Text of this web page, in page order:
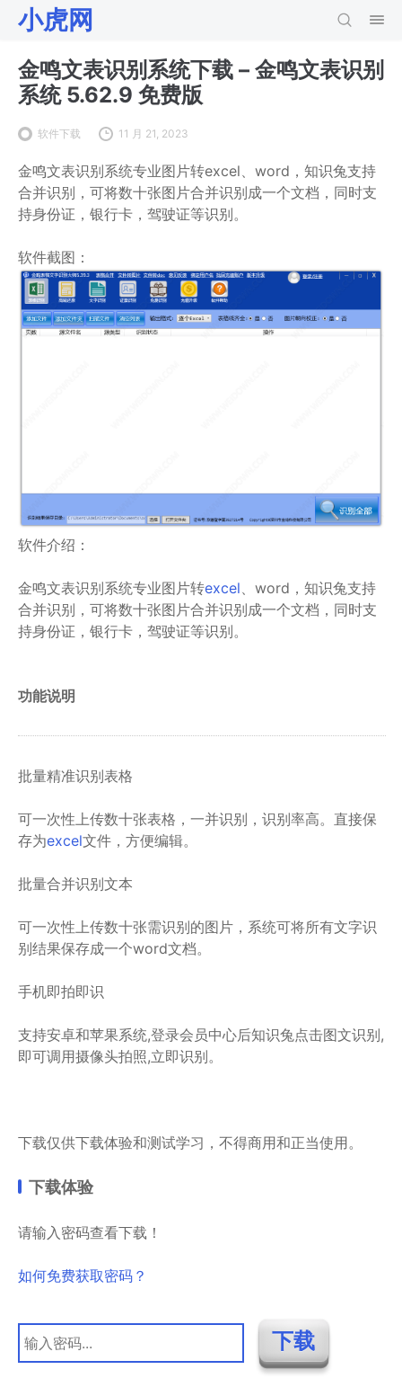
小虎网
金鸣文表识别系统下载 – 金鸣文表识别
系统 5.62.9 免费版
软件下载 11 月 21, 2023
金鸣文表识别系统专业图片转excel、word，知识兔支持
合并识别，可将数十张图片合并识别成一个文档，同时支
持身份证，银行卡，驾驶证等识别。
软件截图：
软件介绍：
金鸣文表识别系统专业图片转excel、word，知识兔支持
合并识别，可将数十张图片合并识别成一个文档，同时支
持身份证，银行卡，驾驶证等识别。
功能说明
批量精准识别表格
可一次性上传数十张表格，一并识别，识别率高。直接保
存为excel文件，方便编辑。
批量合并识别文本
可一次性上传数十张需识别的图片，系统可将所有文字识
别结果保存成一个word文档。
手机即拍即识
支持安卓和苹果系统,登录会员中心后知识兔点击图文识别,
即可调用摄像头拍照,立即识别。
下载仅供下载体验和测试学习，不得商用和正当使用。
下载体验
请输入密码查看下载！
如何免费获取密码？